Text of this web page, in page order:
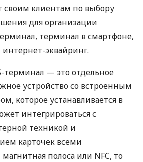
своим клиентам по выбору
для организации
терминал в смартфоне,
интернет-эквайринг.
терминал — это отдельное
устройство со встроенным
которое устанавливается в
интегрироваться с
техникой и
карточек всеми
полоса или NFC, то